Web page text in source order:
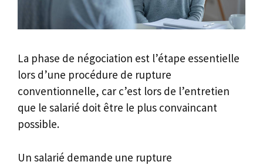
La phase de négociation est l’étape essentielle
lors d’une procédure de rupture
conventionnelle, car c’est lors de l’entretien
que le salarié doit être le plus convaincant
possible.
Un salarié demande une rupture